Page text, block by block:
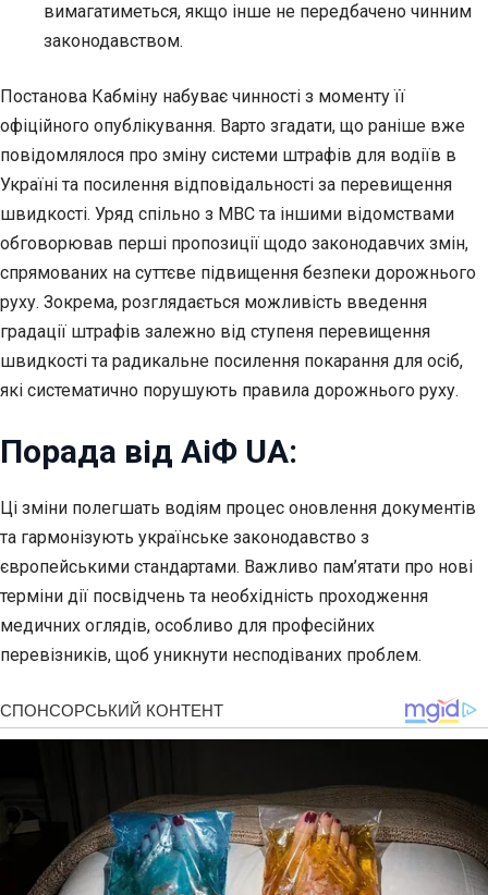
вимагатиметься, якщо інше не передбачено чинним
законодавством.
Постанова Кабміну набуває чинності з моменту її
офіційного опублікування. Варто згадати, що раніше вже
повідомлялося про зміну системи штрафів для водіїв в
Україні та посилення відповідальності за перевищення
швидкості. Уряд спільно з МВС та іншими відомствами
обговорював перші пропозиції щодо законодавчих змін,
спрямованих на суттєве підвищення безпеки дорожнього
руху. Зокрема, розглядається можливість введення
градації штрафів залежно від ступеня перевищення
швидкості та радикальне посилення покарання для осіб,
які систематично порушують правила дорожнього руху.
Порада від АіФ UA:
Ці зміни полегшать водіям процес оновлення документів
та гармонізують українське законодавство з
європейськими стандартами. Важливо пам’ятати про нові
терміни дії посвідчень та необхідність проходження
медичних оглядів, особливо для професійних
перевізників, щоб уникнути несподіваних проблем.